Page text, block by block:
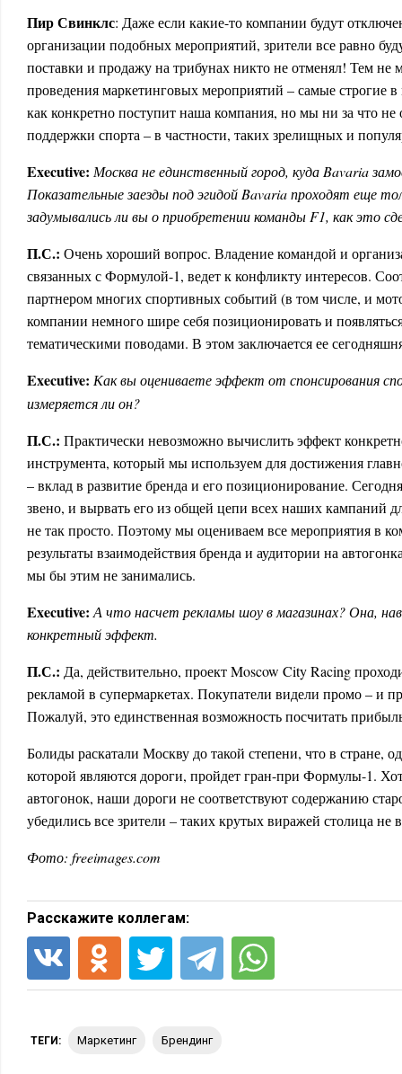
Пир Свинклс: Даже если какие-то компании будут
организации подобных мероприятий, зрители все равно
поставки и продажу на трибунах никто не отменял! Тем не
проведения маркетинговых мероприятий – самые строгие
как конкретно поступит наша компания, но мы ни за что
поддержки спорта – в частности, таких зрелищных и
Executive: Москва не единственный город, куда Bavaria
Показательные заезды под эгидой Bavaria проходят еще
задумывались ли вы о приобретении команды F1, как это
П.С.: Очень хороший вопрос. Владение командой и
связанных с Формулой-1, ведет к конфликту интересов.
партнером многих спортивных событий (в том числе, и
компании немного шире себя позиционировать и
тематическими поводами. В этом заключается ее
Executive: Как вы оцениваете эффект от спонсирования
измеряется ли он?
П.С.: Практически невозможно вычислить эффект
инструмента, который мы используем для достижения
– вклад в развитие бренда и его позиционирование.
звено, и вырвать его из общей цепи всех наших кампаний
не так просто. Поэтому мы оцениваем все мероприятия в
результаты взаимодействия бренда и аудитории на
мы бы этим не занимались.
Executive:А что насчет рекламы шоу в магазинах? Она,
конкретный эффект.
П.С.: Да, действительно, проект Moscow City Racing
рекламой в супермаркетах. Покупатели видели промо – и
Пожалуй, это единственная возможность посчитать
Болиды раскатали Москву до такой степени, что в стране,
которой являются дороги, пройдет гран-при Формулы-1.
автогонок, наши дороги не соответствуют содержанию
убедились все зрители – таких крутых виражей столица не
Фото: freeimages.com
Расскажите коллегам:
ТЕГИ: маркетинг брендинг